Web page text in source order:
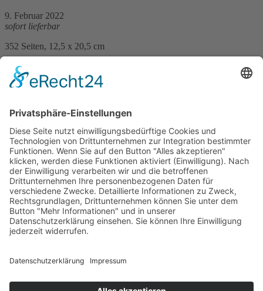
9. Februar 2022
sofort lieferbar
352 Seiten, 12,5 x 20,5 cm
Print 15,– € / E-Book 10,99 €
mehr Infos …
Matthias P. Gibert
Höllenqual
11. Juni 2012
sofort lieferbar
374 Seiten, 12 x 20 cm
Print 11,90 € / E-Book 10,99 €